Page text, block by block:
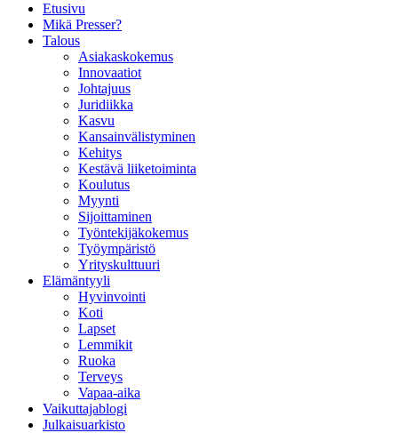
Etusivu
Mikä Presser?
Talous
Asiakaskokemus
Innovaatiot
Johtajuus
Juridiikka
Kasvu
Kansainvälistyminen
Kehitys
Kestävä liiketoiminta
Koulutus
Myynti
Sijoittaminen
Työntekijäkokemus
Työympäristö
Yrityskulttuuri
Elämäntyyli
Hyvinvointi
Koti
Lapset
Lemmikit
Ruoka
Terveys
Vapaa-aika
Vaikuttajablogi
Julkaisuarkisto